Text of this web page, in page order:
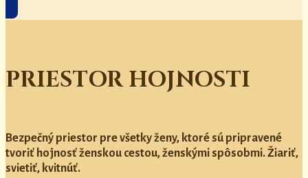
PRIESTOR HOJNOSTI
Bezpečný priestor pre všetky ženy, ktoré sú pripravené
tvoriť hojnosť ženskou cestou, ženskými spôsobmi. Žiariť,
svietiť, kvitnúť.